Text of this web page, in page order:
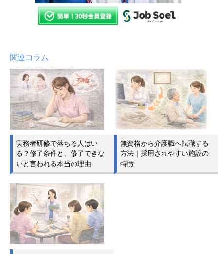
関連コラム
実務者研修で落ちる人はい
る？修了条件と、修了できな
いと言われる本当の理由
無資格から介護職へ転職する
方法｜採用されやすい施設の
特徴